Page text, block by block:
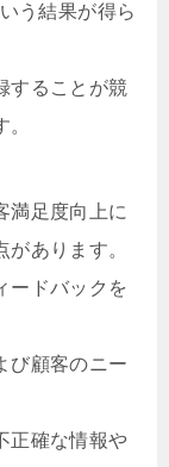
う結果が得ら
することが競
満足度向上に
あります。
ードバックを
び顧客のニー
正確な情報や